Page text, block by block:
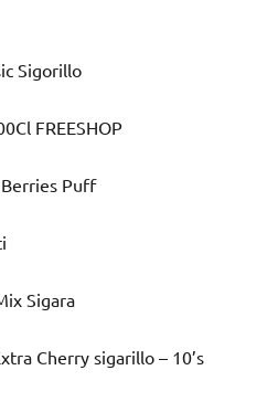
Sigorillo
FREESHOP
Puff
Sigara
Cherry sigarillo – 10’s